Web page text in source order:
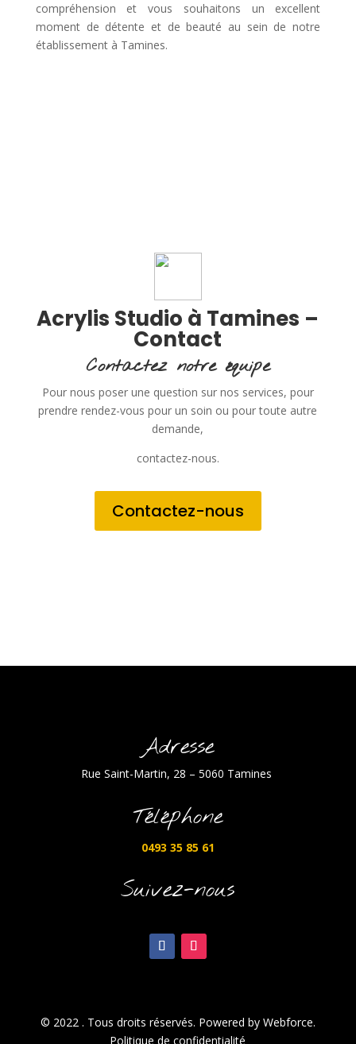
compréhension et vous souhaitons un excellent
moment de détente et de beauté au sein de notre
établissement à Tamines.
Acrylis Studio à Tamines –
Contact
Contactez notre équipe
Pour nous poser une question sur nos services, pour
prendre rendez-vous pour un soin ou pour toute autre
demande,
contactez-nous.
Contactez-nous
Adresse
Rue Saint-Martin, 28 – 5060 Tamines
Téléphone
0493 35 85 61
Suivez-nous
© 2022 . Tous droits réservés. Powered by Webforce.
Politique de confidentialité